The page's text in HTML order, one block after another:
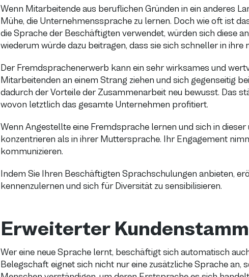
Wenn Mitarbeitende aus beruflichen Gründen in ein anderes
Mühe, die Unternehmenssprache zu lernen. Doch wie oft ist
die Sprache der Beschäftigten verwendet, würden sich diese
wiederum würde dazu beitragen, dass sie sich schneller in ihre
Der Fremdsprachenerwerb kann ein sehr wirksames und
Mitarbeitenden an einem Strang ziehen und sich gegenseitig
dadurch der Vorteile der Zusammenarbeit neu bewusst. Das
wovon letztlich das gesamte Unternehmen profitiert.
Wenn Angestellte eine Fremdsprache lernen und sich in
konzentrieren als in ihrer Muttersprache. Ihr Engagement
kommunizieren.
Indem Sie Ihren Beschäftigten Sprachschulungen anbieten,
kennenzulernen und sich für Diversität zu sensibilisieren.
Erweiterter Kundenstamm
Wer eine neue Sprache lernt, beschäftigt sich automatisch
Belegschaft eignet sich nicht nur eine zusätzliche Sprache an,